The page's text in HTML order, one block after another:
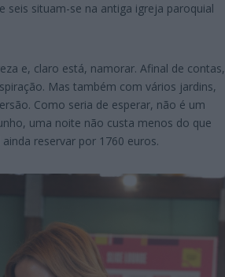
situam-se na antiga igreja paroquial
e, claro está, namorar. Afinal de contas,
Mas também com vários jardins,
Como seria de esperar, não é um
uma noite não custa menos do que
reservar por 1760 euros.